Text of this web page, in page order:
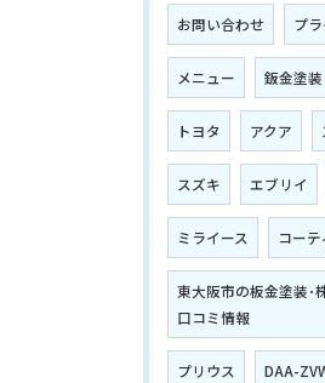
お問い合わせ プ
メニュー 鈑金塗装
トヨタ アクア
スズキ エブリイ
ミライース コー
東大阪市の板金塗装･
口コミ情報
プリウス DAA-